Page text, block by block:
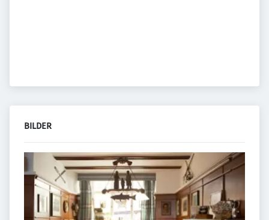
BILDER